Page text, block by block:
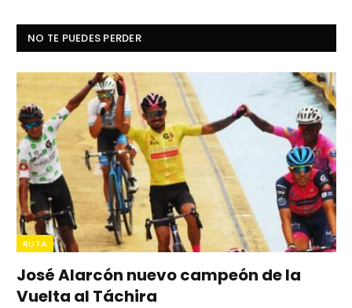
NO TE PUEDES PERDER
RUTA
José Alarcón nuevo campeón de la
Vuelta al Táchira